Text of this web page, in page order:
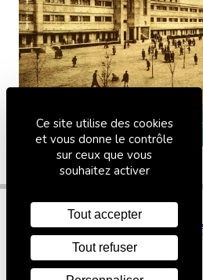
UN PEU
Ce site utilise des cookies
et vous donne le contrôle
sur ceux que vous
souhaitez activer
Tout accepter
Tout refuser